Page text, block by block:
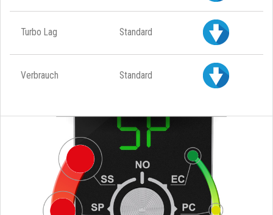
Turbo Lag Standard
Verbrauch Standard